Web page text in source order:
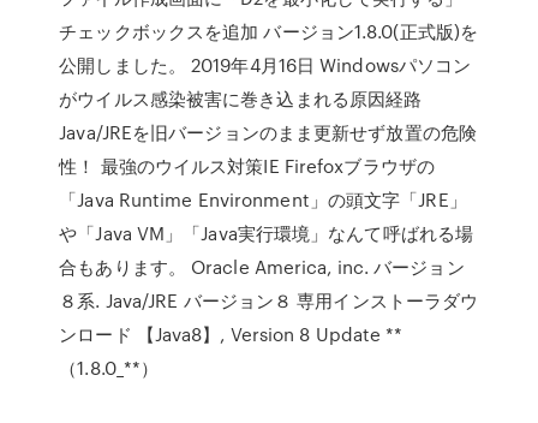
チェックボックスを追加 バージョン1.8.0(正式版)を
公開しました。 2019年4月16日 Windowsパソコン
がウイルス感染被害に巻き込まれる原因経路
Java/JREを旧バージョンのまま更新せず放置の危険
性！ 最強のウイルス対策IE Firefoxブラウザの
「Java Runtime Environment」の頭文字「JRE」
や「Java VM」「Java実行環境」なんて呼ばれる場
合もあります。 Oracle America, inc. バージョン
８系. Java/JRE バージョン８ 専用インストーラダウ
ンロード 【Java8】, Version 8 Update **
（1.8.0_**）